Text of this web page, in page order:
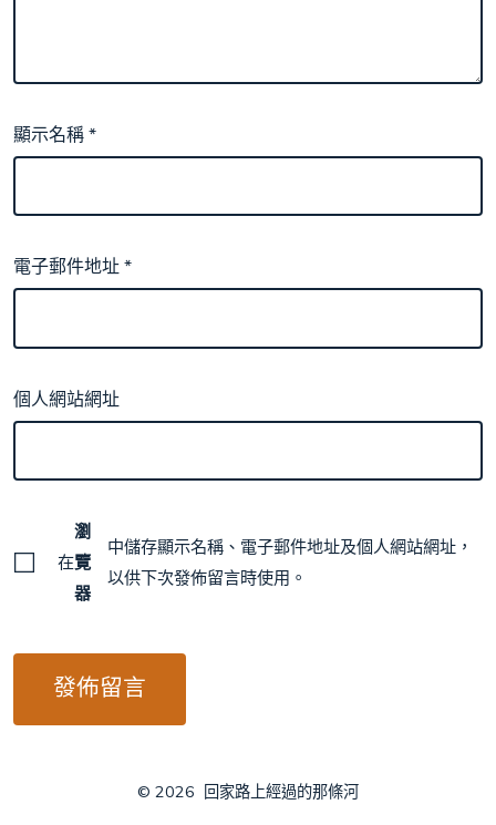
顯示名稱*
電子郵件地址*
個人網站網址
在
瀏
覽
器
中儲存顯示名稱、電子郵件地址及個人網站網址，
以供下次發佈留言時使用。
© 2026 回家路上經過的那條河